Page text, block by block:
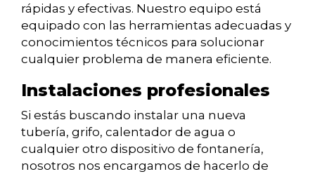
rápidas y efectivas. Nuestro equipo está
equipado con las herramientas adecuadas y
conocimientos técnicos para solucionar
cualquier problema de manera eficiente.
Instalaciones profesionales
Si estás buscando instalar una nueva
tubería, grifo, calentador de agua o
cualquier otro dispositivo de fontanería,
nosotros nos encargamos de hacerlo de